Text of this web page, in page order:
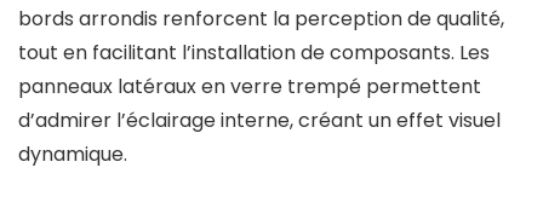
bords arrondis renforcent la perception de qualité,
tout en facilitant l’installation de composants. Les
panneaux latéraux en verre trempé permettent
d’admirer l’éclairage interne, créant un effet visuel
dynamique.